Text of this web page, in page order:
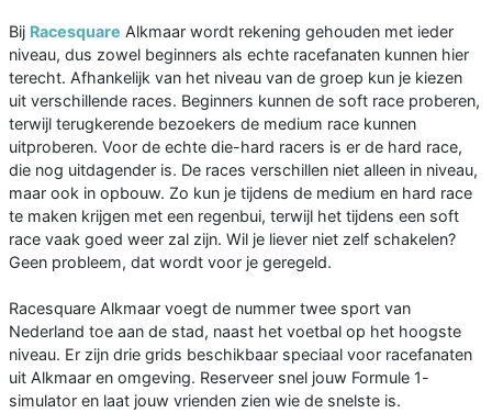
Bij Racesquare Alkmaar wordt rekening gehouden met ieder
niveau, dus zowel beginners als echte racefanaten kunnen hier
terecht. Afhankelijk van het niveau van de groep kun je kiezen
uit verschillende races. Beginners kunnen de soft race proberen,
terwijl terugkerende bezoekers de medium race kunnen
uitproberen. Voor de echte die-hard racers is er de hard race,
die nog uitdagender is. De races verschillen niet alleen in niveau,
maar ook in opbouw. Zo kun je tijdens de medium en hard race
te maken krijgen met een regenbui, terwijl het tijdens een soft
race vaak goed weer zal zijn. Wil je liever niet zelf schakelen?
Geen probleem, dat wordt voor je geregeld.
Racesquare Alkmaar voegt de nummer twee sport van
Nederland toe aan de stad, naast het voetbal op het hoogste
niveau. Er zijn drie grids beschikbaar speciaal voor racefanaten
uit Alkmaar en omgeving. Reserveer snel jouw Formule 1-
simulator en laat jouw vrienden zien wie de snelste is.